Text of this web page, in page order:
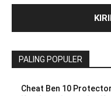
PALING POPULER
Cheat Ben 10